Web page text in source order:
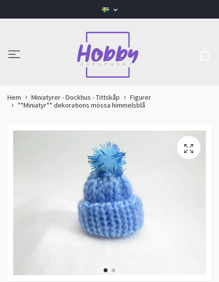
Hem Miniatyrer - Dockhus - Tittskåp
Figurer
**Miniatyr** dekorations mössa himmelsblå